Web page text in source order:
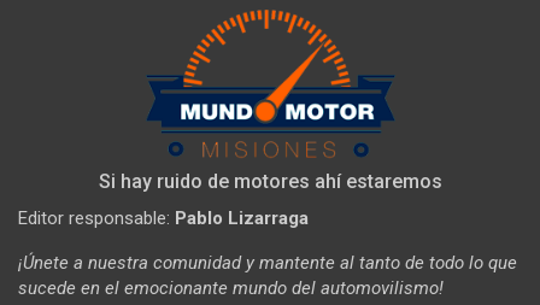
Si hay ruido de motores ahí estaremos
Editor responsable: Pablo Lizarraga
¡Únete a nuestra comunidad y mantente al tanto de todo lo que
sucede en el emocionante mundo del automovilismo!